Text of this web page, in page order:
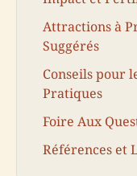
Attractions à
Suggérés
Conseils pour
Pratiques
Foire Aux
Références et